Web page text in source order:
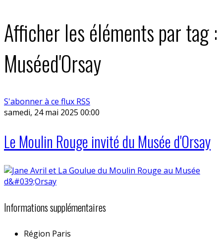
Afficher les éléments par tag :
Muséed'Orsay
S'abonner à ce flux RSS
samedi, 24 mai 2025 00:00
Le Moulin Rouge invité du Musée d'Orsay
Informations supplémentaires
Région Paris